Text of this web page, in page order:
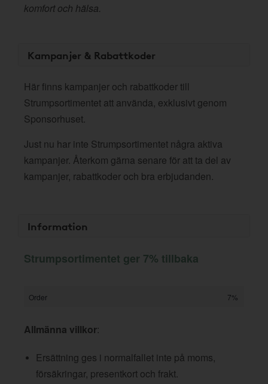
komfort och hälsa.
Kampanjer & Rabattkoder
Här finns kampanjer och rabattkoder till
Strumpsortimentet att använda, exklusivt genom
Sponsorhuset.
Just nu har inte Strumpsortimentet några aktiva
kampanjer. Återkom gärna senare för att ta del av
kampanjer, rabattkoder och bra erbjudanden.
Information
Strumpsortimentet ger 7% tillbaka
Order 7%
Allmänna villkor:
Ersättning ges i normalfallet inte på moms,
försäkringar, presentkort och frakt.